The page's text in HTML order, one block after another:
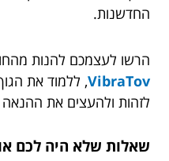
החדשנות.
הרשו לעצמכם להנות
VibraTov, ללמוד את
לזהות ולהעצים את
שאלות שלא היה לכם